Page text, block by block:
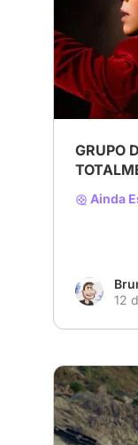
GRUPO
Ainda
12